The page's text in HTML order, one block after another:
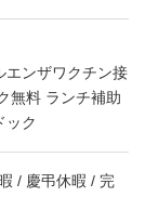
エンザワクチン接
無料 ランチ補助
ック
/ 慶弔休暇 / 完